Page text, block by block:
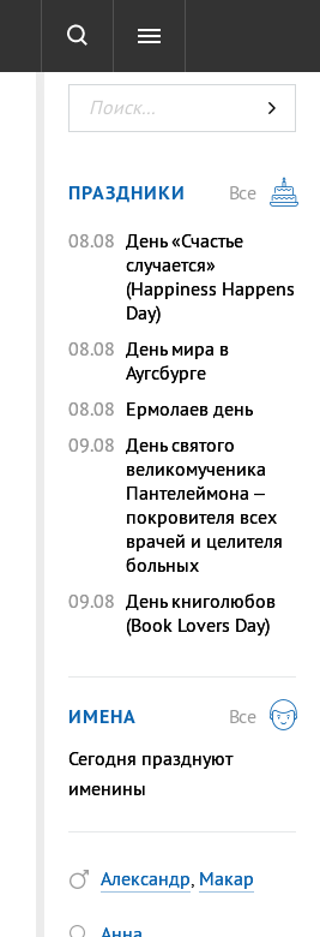
ТЕСТЫ
ПРАЗДНИКИ
Все
08.08 День «Счастье
случается»
(Happiness Happens
Day)
08.08 День мира в
Аугсбурге
08.08 Ермолаев день
09.08 День святого
великомученика
Пантелеймона –
покровителя всех
врачей и целителя
больных
09.08 День книголюбов
(Book Lovers Day)
ИМЕНА
Все
Сегодня празднуют
именины
Александр, Макар